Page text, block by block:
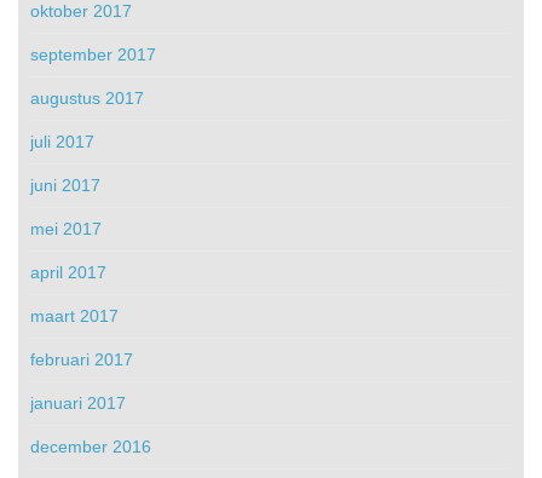
oktober 2017
september 2017
augustus 2017
juli 2017
juni 2017
mei 2017
april 2017
maart 2017
februari 2017
januari 2017
december 2016